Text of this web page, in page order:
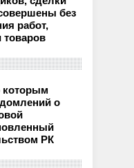
без
работ,
товаров
которым
о
РК